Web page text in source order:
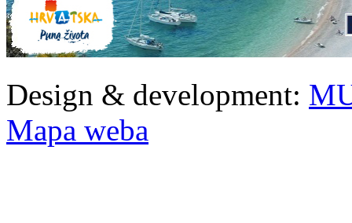
Design & development:
Mapa weba